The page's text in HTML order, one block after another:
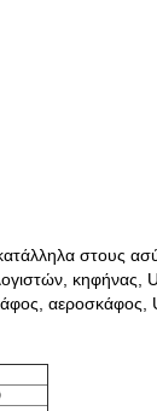
κηφήνας,